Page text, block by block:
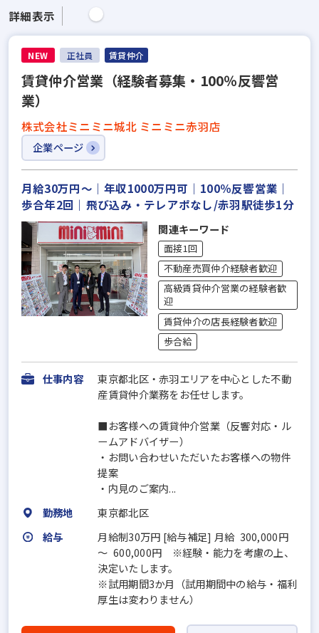
詳細表示
NEW 正社員 賃貸仲介
賃貸仲介営業（経験者募集・100％反響営
業）
株式会社ミニミニ城北 ミニミニ赤羽店
企業ページ
月給30万円～｜年収1000万円可｜100％反響営業｜
歩合年2回｜飛び込み・テレアポなし/赤羽駅徒歩1分
関連キーワード
面接1回
不動産売買仲介経験者歓迎
高級賃貸仲介営業の経験者歓
迎
賃貸仲介の店長経験者歓迎
歩合給
仕事内容
東京都北区・赤羽エリアを中心とした不動
産賃貸仲介業務をお任せします。
■お客様への賃貸仲介営業（反響対応・ル
ームアドバイザー）
・お問い合わせいただいたお客様への物件
提案
・内見のご案内...
勤務地
東京都北区
給与
月給制30万円 [給与補足] 月給 300,000円
～ 600,000円 ※経験・能力を考慮の上、
決定いたします。
※試用期間3か月（試用期間中の給与・福利
厚生は変わりません）